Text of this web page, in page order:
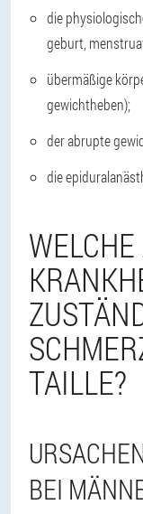
die
geburt,
übermäßige
gewichtheben);
der abrupte
die
TAILLE?
BEI